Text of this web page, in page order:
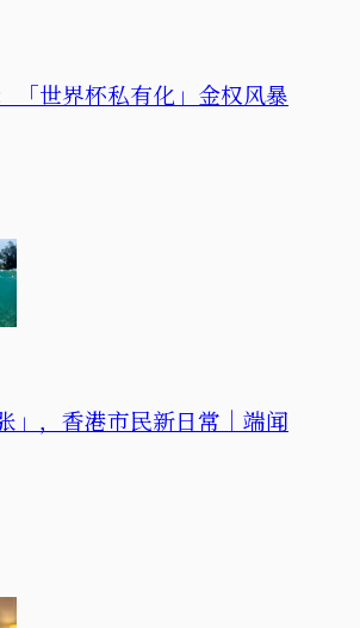
「世界杯私有化」金权风暴
」，香港市民新日常｜端闻